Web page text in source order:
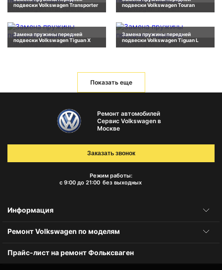
подвески Volkswagen Transporter
подвески Volkswagen Touran
Замена пружины передней
подвески Volkswagen Tiguan X
Замена пружины передней
подвески Volkswagen Tiguan L
Показать еще
Ремонт автомобилей
Сервис Volkswagen в
Москве
Режим работы:
с 9:00 до 21:00 без выходных
Заказать звонок
Информация
Ремонт Volkswagen по моделям
Прайс-лист на ремонт Фольксваген